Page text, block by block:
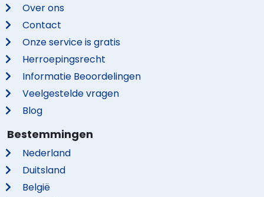
Over ons
Contact
Onze service is gratis
Herroepingsrecht
Informatie Beoordelingen
Veelgestelde vragen
Blog
Bestemmingen
Nederland
Duitsland
België